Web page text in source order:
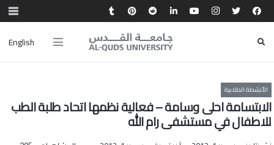
English
الأنشطة الطلابية
الابتسامة احلى وسامة – فعالية نظمها اتحاد طلبة الطب
للاطفال في مستشفى رام الله